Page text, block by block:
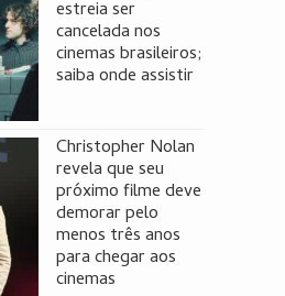
estreia ser
cancelada nos
cinemas brasileiros;
saiba onde assistir
Christopher Nolan
revela que seu
próximo filme deve
demorar pelo
menos três anos
para chegar aos
cinemas